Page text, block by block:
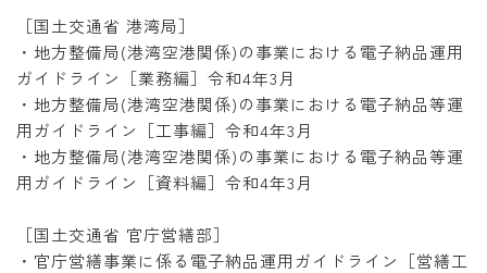
［国土交通省 港湾局］
・地方整備局(港湾空港関係)の事業における電子納品運用
ガイドライン［業務編］令和4年3月
・地方整備局(港湾空港関係)の事業における電子納品等運
用ガイドライン［工事編］令和4年3月
・地方整備局(港湾空港関係)の事業における電子納品等運
用ガイドライン［資料編］令和4年3月
［国土交通省 官庁営繕部］
・官庁営繕事業に係る電子納品運用ガイドライン［営繕工